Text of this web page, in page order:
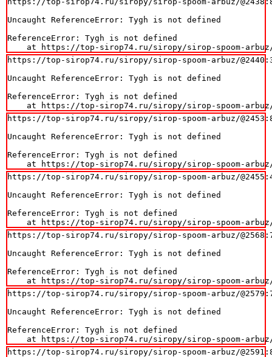
Uncaught ReferenceError: Tygh is not defined
ReferenceError: Tygh is not defined
at https://top-sirop74.ru/siropy/sirop-spoom-
https://top-sirop74.ru/siropy/sirop-spoom-arbuz/
Uncaught ReferenceError: Tygh is not defined
ReferenceError: Tygh is not defined
at https://top-sirop74.ru/siropy/sirop-spoom-
https://top-sirop74.ru/siropy/sirop-spoom-arbuz/
Uncaught ReferenceError: Tygh is not defined
ReferenceError: Tygh is not defined
at https://top-sirop74.ru/siropy/sirop-spoom-
https://top-sirop74.ru/siropy/sirop-spoom-arbuz/
Uncaught ReferenceError: Tygh is not defined
ReferenceError: Tygh is not defined
at https://top-sirop74.ru/siropy/sirop-spoom-
https://top-sirop74.ru/siropy/sirop-spoom-arbuz/
Uncaught ReferenceError: Tygh is not defined
ReferenceError: Tygh is not defined
at https://top-sirop74.ru/siropy/sirop-spoom-
https://top-sirop74.ru/siropy/sirop-spoom-arbuz/
Uncaught ReferenceError: Tygh is not defined
ReferenceError: Tygh is not defined
at https://top-sirop74.ru/siropy/sirop-spoom-
https://top-sirop74.ru/siropy/sirop-spoom-arbuz/